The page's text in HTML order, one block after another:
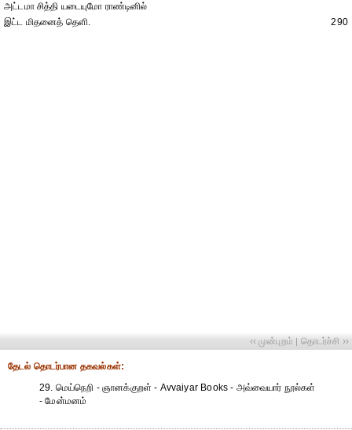
அட்டமா சித்தி யடையுமோ ராண்டினில்
இட்ட மிதனைத் தெளி.
290
‹‹ முன்புறம் | தொடர்ச்சி ››
தேட‌ல் தொட‌ர்பான தகவ‌ல்க‌ள்:
29. மெய்நெறி - ஞானக்குறள் - Avvaiyar Books - அவ்வையார் நூல்கள்
- மேன்மனம்